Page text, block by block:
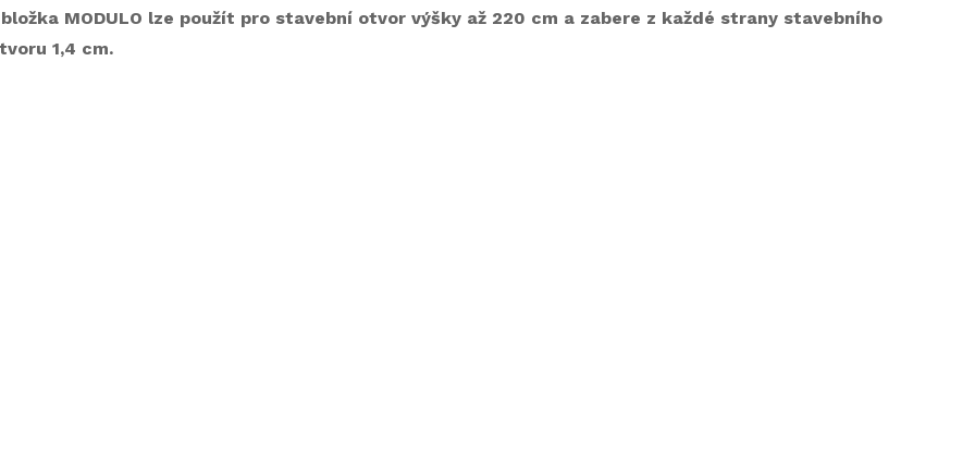
MODULO lze použít pro stavební otvor výšky až 220 cm a zabere z každé strany stavebního
1,4 cm.